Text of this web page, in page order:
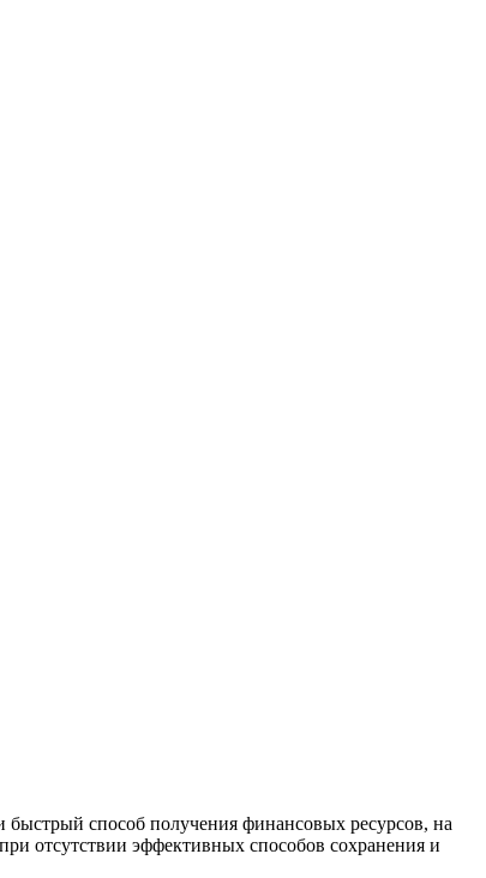
быстрый способ получения финансовых ресурсов, на
отсутствии эффективных способов сохранения и